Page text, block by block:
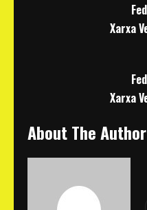
Xarxa
Xarxa
About The Author